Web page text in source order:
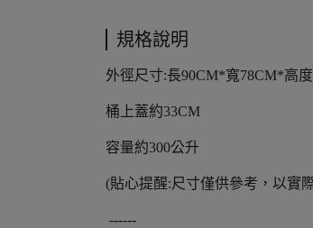
規格說明
外徑尺寸:長90CM*寬78CM*高
桶上蓋約33CM
容量約300公升
(貼心提醒:尺寸僅供參考，以實
------